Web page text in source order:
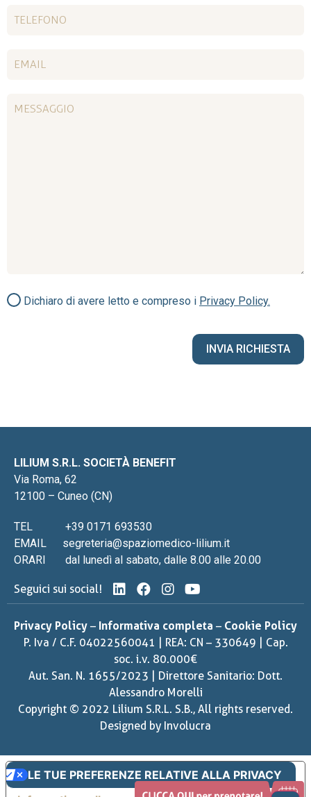
Dichiaro di avere letto e compreso i Privacy Policy.
LILIUM S.R.L. SOCIETÀ BENEFIT
Via Roma, 62
12100 – Cuneo (CN)
TEL
+39 0171 693530
EMAIL
segreteria@spaziomedico-lilium.it
ORARI
dal lunedì al sabato, dalle 8.00 alle 20.00
Seguici sui social!
Privacy Policy – Informativa completa – Cookie Policy
P. Iva / C.F. 04022560041 | REA: CN – 330649 | Cap.
soc. i.v. 80.000€
Aut. San. N. 1655/2023 | Direttore Sanitario: Dott.
Alessandro Morelli
Copyright © 2022 Lilium S.R.L. S.B., All rights reserved.
Designed by Involucra
LE TUE PREFERENZE RELATIVE ALLA PRIVACY